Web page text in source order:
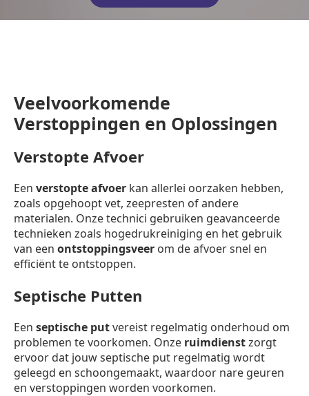
Veelvoorkomende
Verstoppingen en Oplossingen
Verstopte Afvoer
Een verstopte afvoer kan allerlei oorzaken hebben,
zoals opgehoopt vet, zeepresten of andere
materialen. Onze technici gebruiken geavanceerde
technieken zoals hogedrukreiniging en het gebruik
van een ontstoppingsveer om de afvoer snel en
efficiënt te ontstoppen.
Septische Putten
Een septische putvereist regelmatig onderhoud om
problemen te voorkomen. Onze ruimdienstzorgt
ervoor dat jouw septische put regelmatig wordt
geleegd en schoongemaakt, waardoor nare geuren
en verstoppingen worden voorkomen.